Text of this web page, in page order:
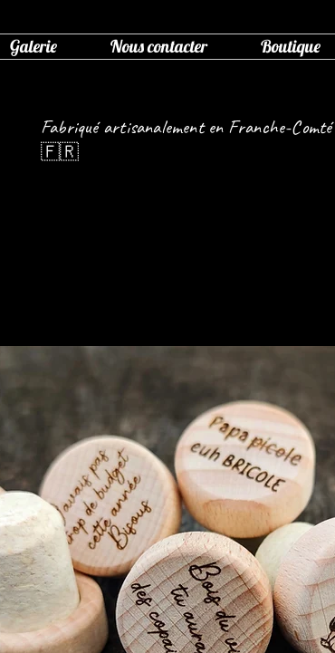
Galerie Nous contacter Boutique
Fabriqué artisanalement en Franche-Comté
🇫🇷